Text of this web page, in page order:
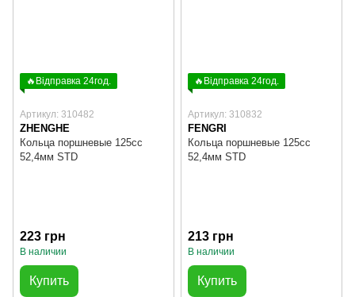
🔥Відправка 24год.
Артикул: 310482
ZHENGHE
Кольца поршневые 125cc
52,4мм STD
223 грн
В наличии
Купить
🔥Відправка 24год.
Артикул: 310832
FENGRI
Кольца поршневые 125cc
52,4мм STD
213 грн
В наличии
Купить